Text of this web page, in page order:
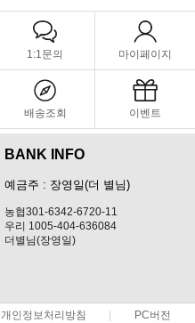
1:1문의 마이페이지
배송조회 이벤트
BANK INFO
예금주 : 장영일(더 별님)
농협301-6342-6720-11
우리 1005-404-636084
더별님(장영일)
개인정보처리방침 PC버전